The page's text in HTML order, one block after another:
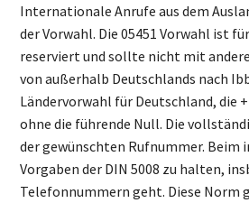
Internationale Anrufe aus dem
der Vorwahl. Die 05451 Vorwahl ist
reserviert und sollte nicht mit
von außerhalb Deutschlands nach
Ländervorwahl für Deutschland,
ohne die führende Null. Die
der gewünschten Rufnummer.
Vorgaben der DIN 5008 zu halten,
Telefonnummern geht. Diese Norm